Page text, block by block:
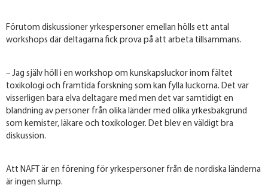
Förutom diskussioner yrkespersoner emellan hölls ett antal
workshops där deltagarna fick prova på att arbeta tillsammans.
– Jag själv höll i en workshop om kunskapsluckor inom fältet
toxikologi och framtida forskning som kan fylla luckorna. Det var
visserligen bara elva deltagare med men det var samtidigt en
blandning av personer från olika länder med olika yrkesbakgrund
som kemister, läkare och toxikologer. Det blev en väldigt bra
diskussion.
Att NAFT är en förening för yrkespersoner från de nordiska länderna
är ingen slump.